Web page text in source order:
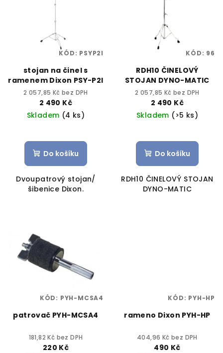
stojan na činel s
ramenem Dixon PSY-P2I
2 057,85 Kč bez DPH
2 490 Kč
Skladem (4 ks)
Do košíku
Dvoupatrový stojan/
šibenice Dixon.
KÓD: PSYP2I
RDH10 ČINELOVÝ
STOJAN DYNO-MATIC
2 057,85 Kč bez DPH
2 490 Kč
Skladem (>5 ks)
Do košíku
RDH10 ČINELOVÝ STOJAN
DYNO-MATIC
KÓD: 96
patrovač PYH-MCSA4
181,82 Kč bez DPH
220 Kč
KÓD: PYH-MCSA4
rameno Dixon PYH-HP
404,96 Kč bez DPH
490 Kč
KÓD: PYH-HP